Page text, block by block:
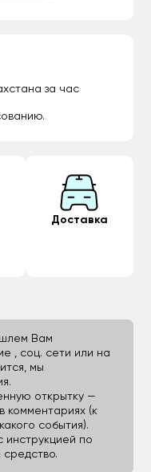
за час
Доставка
Вам
, соц. сети или на
мы
открытку —
комментариях (к
события).
инструкцией по
средство.